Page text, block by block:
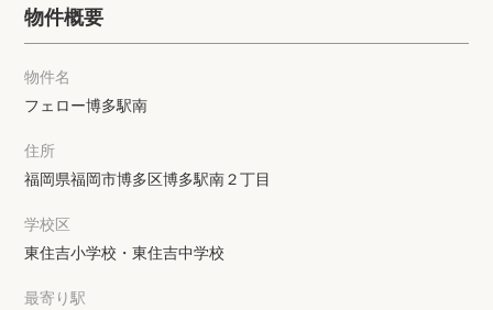
物件概要
物件名
フェロー博多駅南
住所
福岡県福岡市博多区博多駅南２丁目
学校区
東住吉小学校・東住吉中学校
最寄り駅